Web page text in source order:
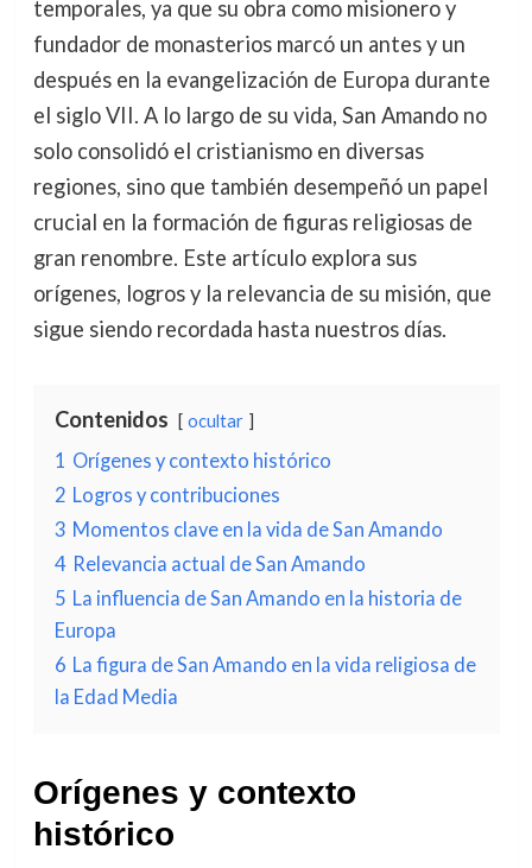
temporales, ya que su obra como misionero y
fundador de monasterios marcó un antes y un
después en la evangelización de Europa durante
el siglo VII. A lo largo de su vida, San Amando no
solo consolidó el cristianismo en diversas
regiones, sino que también desempeñó un papel
crucial en la formación de figuras religiosas de
gran renombre. Este artículo explora sus
orígenes, logros y la relevancia de su misión, que
sigue siendo recordada hasta nuestros días.
Contenidos ocultar
1 Orígenes y contexto histórico
2 Logros y contribuciones
3 Momentos clave en la vida de San Amando
4 Relevancia actual de San Amando
5 La influencia de San Amando en la historia de
Europa
6 La figura de San Amando en la vida religiosa de
la Edad Media
Orígenes y contexto
histórico